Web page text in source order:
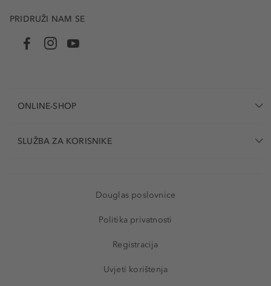
PRIDRUŽI NAM SE
ONLINE-SHOP
SLUŽBA ZA KORISNIKE
Douglas poslovnice
Politika privatnosti
Registracija
Uvjeti korištenja